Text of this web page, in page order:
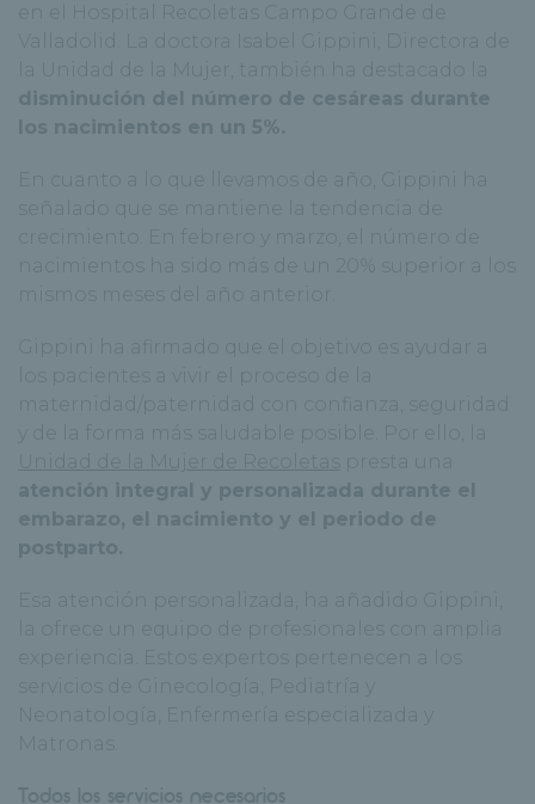
en el Hospital Recoletas Campo Grande de
Valladolid. La doctora Isabel Gippini, Directora de
la Unidad de la Mujer, también ha destacado la
disminución del número de cesáreas durante
los nacimientos en un 5%.
En cuanto a lo que llevamos de año, Gippini ha
señalado que se mantiene la tendencia de
crecimiento. En febrero y marzo, el número de
nacimientos ha sido más de un 20% superior a los
mismos meses del año anterior.
Gippini ha afirmado que el objetivo es ayudar a
los pacientes a vivir el proceso de la
maternidad/paternidad con confianza, seguridad
y de la forma más saludable posible. Por ello, la
Unidad de la Mujer de Recoletas
presta una
atención integral y personalizada durante el
embarazo, el nacimiento y el periodo de
postparto.
Esa atención personalizada, ha añadido Gippini,
la ofrece un equipo de profesionales con amplia
experiencia. Estos expertos pertenecen a los
servicios de Ginecología, Pediatría y
Neonatología, Enfermería especializada y
Matronas.
Todos los servicios necesarios